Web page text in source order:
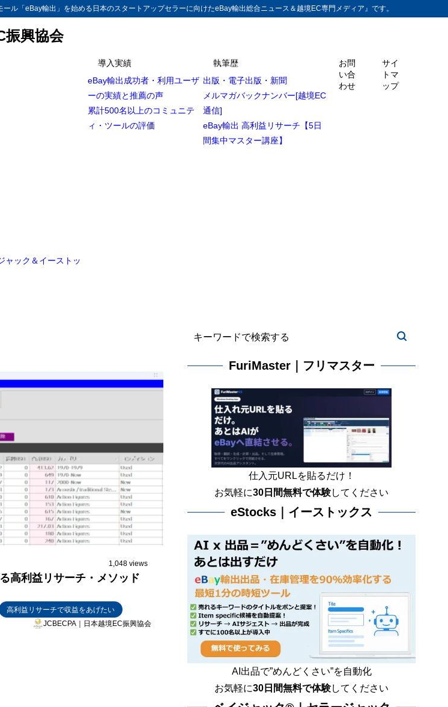
ル「eBay輸出」を始める日本のスタートアップセラーに向けたeBay輸出総合ニュース＆越境EC専門メディア』です。
振興協会
ャック＆イーストッ
導入実績
eBay輸出成功者・利用ユーザ
ーの実績と推薦の声
累計500名以上のコミュニテ
ィ・ツールの評価
執筆歴
出版・電子出版・新聞
メルマガバックナンバー[越境EC
通信]
eBay輸出 高利益リサーチ【5日
間集中マスター講座】
お問
い合
わせ
サイ
トマ
ップ
1,048 views
高利益リサーチ・メソッド
高利益リサーチで収益をあげたい
JCBECPA｜日本越境EC振興協会
FuriMaster｜フリマスター
仕入元URLを貼るだけ！
お気軽に30日間無料で体験してください
eStocks｜イーストックス
AI出品で”めんどくさい”を自動化
お気軽に30日間無料で体験してください